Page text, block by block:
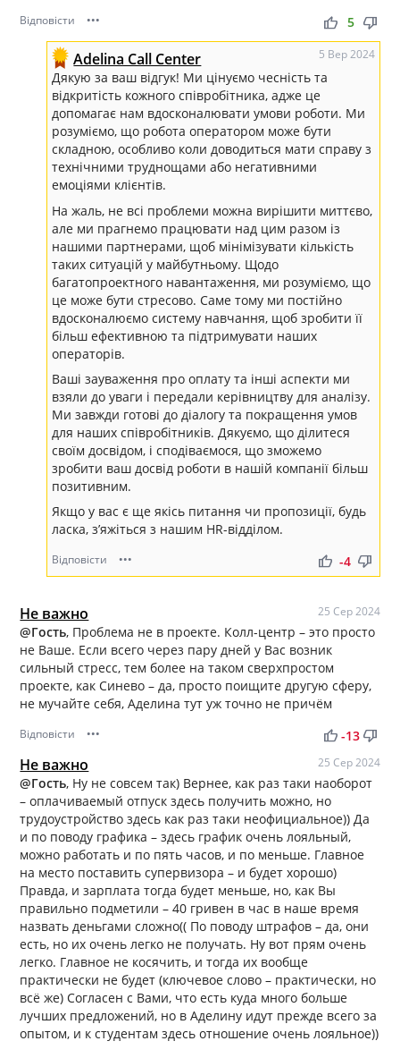
Відповісти ••• thumb_up thumb_down
5
Adelina Call Center 5 Вер 2024
Дякую за ваш відгук! Ми цінуємо чесність та
відкритість кожного співробітника, адже це
допомагає нам вдосконалювати умови роботи. Ми
розуміємо, що робота оператором може бути
складною, особливо коли доводиться мати справу з
технічними труднощами або негативними
емоціями клієнтів.
На жаль, не всі проблеми можна вирішити миттєво,
але ми прагнемо працювати над цим разом із
нашими партнерами, щоб мінімізувати кількість
таких ситуацій у майбутньому. Щодо
багатопроектного навантаження, ми розуміємо, що
це може бути стресово. Саме тому ми постійно
вдосконалюємо систему навчання, щоб зробити її
більш ефективною та підтримувати наших
операторів.
Ваші зауваження про оплату та інші аспекти ми
взяли до уваги і передали керівництву для аналізу.
Ми завжди готові до діалогу та покращення умов
для наших співробітників. Дякуємо, що ділитеся
своїм досвідом, і сподіваємося, що зможемо
зробити ваш досвід роботи в нашій компанії більш
позитивним.
Якщо у вас є ще якісь питання чи пропозиції, будь
ласка, з’яжіться з нашим HR-відділом.
Відповісти ••• thumb_up thumb_down
-4
Не важно 25 Сер 2024
@Гость, Проблема не в проекте. Колл-центр – это просто
не Ваше. Если всего через пару дней у Вас возник
сильный стресс, тем более на таком сверхпростом
проекте, как Синево – да, просто поищите другую сферу,
не мучайте себя, Аделина тут уж точно не причём
Відповісти ••• thumb_up thumb_down
-13
Не важно 25 Сер 2024
@Гость, Ну не совсем так) Вернее, как раз таки наоборот
– оплачиваемый отпуск здесь получить можно, но
трудоустройство здесь как раз таки неофициальное)) Да
и по поводу графика – здесь график очень лояльный,
можно работать и по пять часов, и по меньше. Главное
на место поставить супервизора – и будет хорошо)
Правда, и зарплата тогда будет меньше, но, как Вы
правильно подметили – 40 гривен в час в наше время
назвать деньгами сложно(( По поводу штрафов – да, они
есть, но их очень легко не получать. Ну вот прям очень
легко. Главное не косячить, и тогда их вообще
практически не будет (ключевое слово – практически, но
всё же) Согласен с Вами, что есть куда много больше
лучших предложений, но в Аделину идут прежде всего за
опытом, и к студентам здесь отношение очень лояльное))